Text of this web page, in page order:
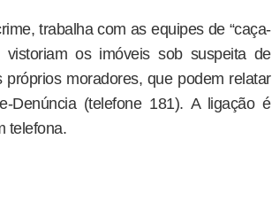
trabalha com as equipes de “caça-
os imóveis sob suspeita de
moradores, que podem relatar
Denúncia (telefone 181). A ligação é
telefona.